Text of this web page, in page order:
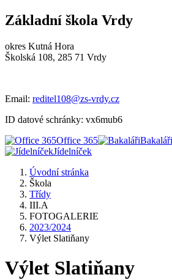
Základní škola Vrdy
okres Kutná Hora
Školská 108, 285 71 Vrdy
Email: reditel108@zs-vrdy.cz
ID datové schránky: vx6mub6
Office 365
Bakaláři
Jídelníček
Úvodní stránka
Škola
Třídy
III.A
FOTOGALERIE
2023/2024
Výlet Slatiňany
Výlet Slatiňany